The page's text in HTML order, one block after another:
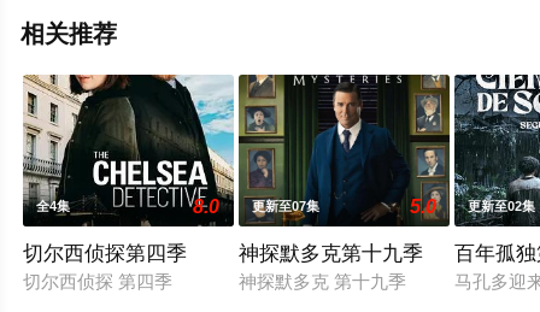
相关推荐
全4集 8.0
切尔西侦探第四季
切尔西侦探 第四季
更新至07集 5.0
神探默多克第十九季
神探默多克 第十九季
更新至02集
百年孤
马孔多迎